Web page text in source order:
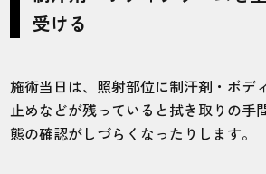
受ける
施術当日は、照射部位に制汗剤・ボデ
止めなどが残っていると拭き取りの手
態の確認がしづらくなったりします。